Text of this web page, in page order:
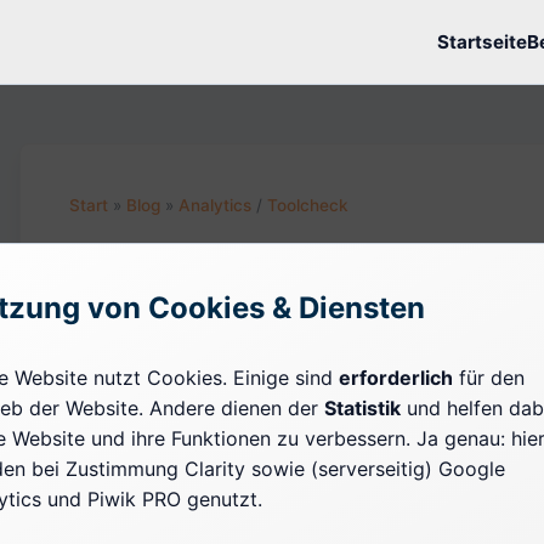
Startseite
Start » Blog » Analytics / Toolcheck
Kurztest: pirsch.io
Wenn potenzielle Wechsler von Analytics zu
welches Tool künftig zum Einsatz kommen soll,
Gruppe der "kleineren" Lösungen eine reiche
weitere leichtgewichtige Webanalyse Lösung für
Pirsch ist - einfach ausgedrückt - ein funktionales
von Cookies & Diensten
Website nutzt Cookies. Einige sind erforderlich für den
der Website. Andere dienen der Statistik und helfen
Website und ihre Funktionen zu verbessern. Ja genau: hier
bei Zustimmung Clarity sowie (serverseitig) Google
und Piwik PRO genutzt.